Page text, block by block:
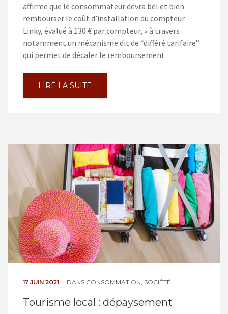
affirme que le consommateur devra bel et bien
rembourser le coût d’installation du compteur
Linky, évalué à 130 € par compteur, « à travers
notamment un mécanisme dit de “différé tarifaire”
qui permet de décaler le remboursement
LIRE LA SUITE
17 JUIN 2021 DANS CONSOMMATION, SOCIÉTÉ
Tourisme local : dépaysement